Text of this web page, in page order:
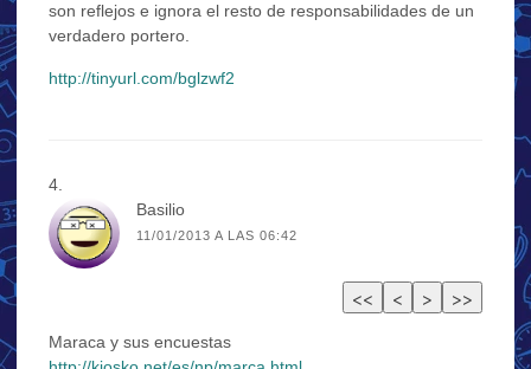
son reflejos e ignora el resto de responsabilidades de un
verdadero portero.
http://tinyurl.com/bglzwf2
Basilio
11/01/2013 A LAS 06:42
Maraca y sus encuestas